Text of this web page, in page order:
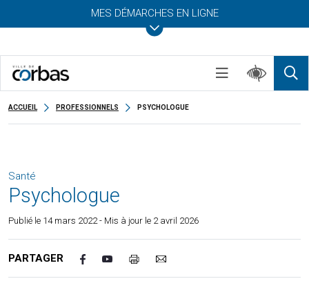
MES DÉMARCHES EN LIGNE
ACCUEIL PROFESSIONNELS PSYCHOLOGUE
Santé
Psychologue
Publié le 14 mars 2022- Mis à jour le 2 avril 2026
PARTAGER